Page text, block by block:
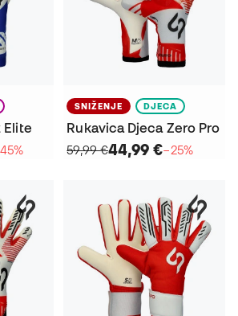
Elite
SNIŽENJE DJECA
Rukavica Djeca Zero Pro
59,99 €44,99 €−25%